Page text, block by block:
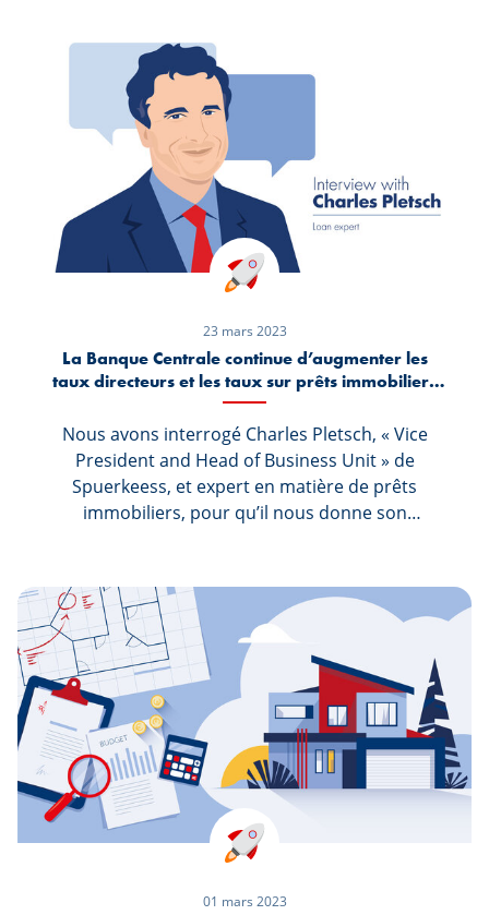
Luxembourg ».
23 mars 2023
La Banque Centrale continue d’augmenter les
taux directeurs et les taux sur prêts immobiliers
suivent. Comment appréhender son projet
immobilier dans la situation actuelle ?
Nous avons interrogé Charles Pletsch, « Vice
President and Head of Business Unit » de
Spuerkeess, et expert en matière de prêts
immobiliers, pour qu’il nous donne son
luxembourgeois. Finalement, nous lui avons
demandé s’il a des recommandations pour
primo-acquéreurs qui souhaitent devenir
propriétaire, respectivement pour ceux qui le
sont déjà mais qui ont encore un prêt à
rembourser.
01 mars 2023